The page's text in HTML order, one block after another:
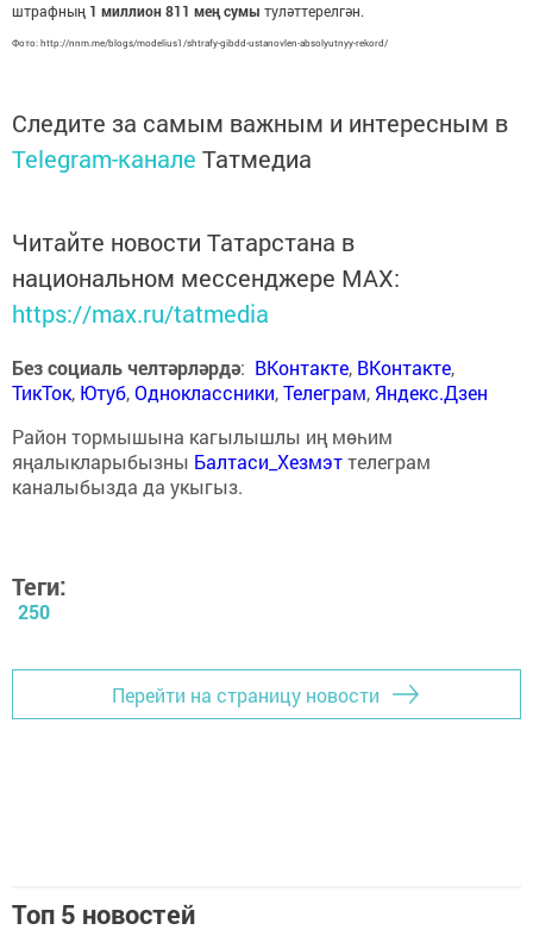
штрафның 1 миллион 811 мең сумы туләттерелгән.
Фото: http://nnm.me/blogs/modelius1/shtrafy-gibdd-ustanovlen-absolyutnyy-rekord/
Следите за самым важным и интересным в
Telegram-канале Татмедиа
Читайте новости Татарстана в
национальном мессенджере MАХ:
https://max.ru/tatmedia
Без социаль челтәрләрдә: ВКонтакте, ВКонтакте,
ТикТок, Ютуб,Одноклассники,Телеграм, Яндекс.Дзен
Район тормышына кагылышлы иң мөһим
яңалыкларыбызны Балтаси_Хезмэттелеграм
каналыбызда да укыгыз.
Теги:
250
Перейти на страницу новости
Топ 5 новостей